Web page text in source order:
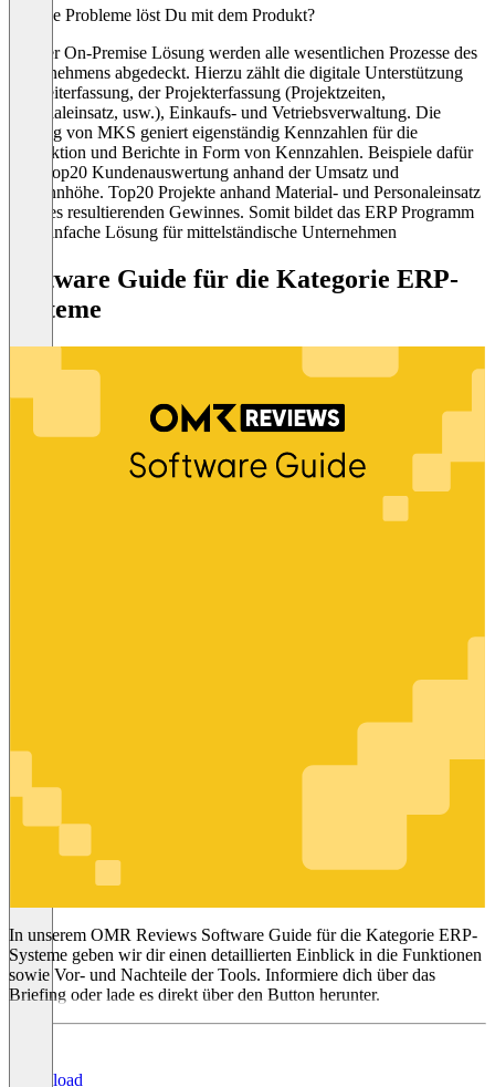
Welche Probleme löst Du mit dem Produkt?
Mit der On-Premise Lösung werden alle wesentlichen Prozesse des
Unternehmens abgedeckt. Hierzu zählt die digitale Unterstützung
der Zeiterfassung, der Projekterfassung (Projektzeiten,
Materialeinsatz, usw.), Einkaufs- und Vetriebsverwaltung. Die
Lösung von MKS geniert eigenständig Kennzahlen für die
Produktion und Berichte in Form von Kennzahlen. Beispiele dafür
sind Top20 Kundenauswertung anhand der Umsatz und
Gewinnhöhe. Top20 Projekte anhand Material- und Personaleinsatz
und des resultierenden Gewinnes. Somit bildet das ERP Programm
eine einfache Lösung für mittelständische Unternehmen
Software Guide für die Kategorie ERP-
Systeme
ERP-Systeme
In unserem OMR Reviews Software Guide für die Kategorie ERP-
Systeme geben wir dir einen detaillierten Einblick in die Funktionen
sowie Vor- und Nachteile der Tools. Informiere dich über das
Briefing oder lade es direkt über den Button herunter.
Download